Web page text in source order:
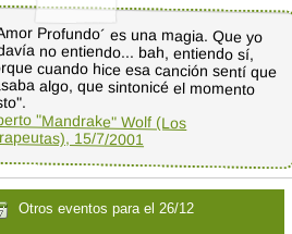
Profundo´ es una magia. Que yo
no entiendo... bah, entiendo sí,
cuando hice esa canción sentí que
algo, que sintonicé el momento
"Mandrake" Wolf (Los
15/7/2001
Otros eventos para el 26/12